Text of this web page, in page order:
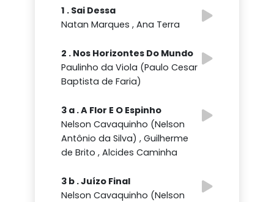
1 . Sai Dessa
Natan Marques , Ana Terra
2 . Nos Horizontes Do Mundo
Paulinho da Viola (Paulo Cesar
Baptista de Faria)
3 a . A Flor E O Espinho
Nelson Cavaquinho (Nelson
Antônio da Silva) , Guilherme
de Brito , Alcides Caminha
3 b . Juízo Final
Nelson Cavaquinho (Nelson